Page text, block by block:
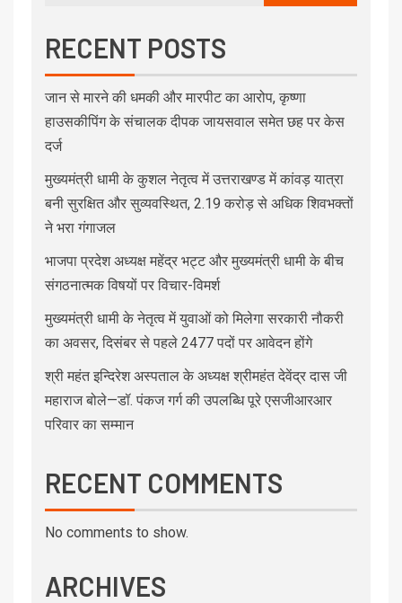
RECENT POSTS
जान से मारने की धमकी और मारपीट का आरोप, कृष्णा
हाउसकीपिंग के संचालक दीपक जायसवाल समेत छह पर केस
दर्ज
मुख्यमंत्री धामी के कुशल नेतृत्व में उत्तराखण्ड में कांवड़ यात्रा
बनी सुरक्षित और सुव्यवस्थित, 2.19 करोड़ से अधिक शिवभक्तों
ने भरा गंगाजल
भाजपा प्रदेश अध्यक्ष महेंद्र भट्ट और मुख्यमंत्री धामी के बीच
संगठनात्मक विषयों पर विचार-विमर्श
मुख्यमंत्री धामी के नेतृत्व में युवाओं को मिलेगा सरकारी नौकरी
का अवसर, दिसंबर से पहले 2477 पदों पर आवेदन होंगे
श्री महंत इन्दिरेश अस्पताल के अध्यक्ष श्रीमहंत देवेंद्र दास जी
महाराज बोले—डॉ. पंकज गर्ग की उपलब्धि पूरे एसजीआरआर
परिवार का सम्मान
RECENT COMMENTS
No comments to show.
ARCHIVES